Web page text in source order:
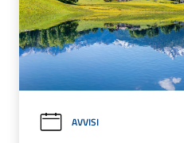
AVVISI